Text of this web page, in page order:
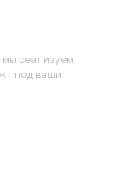
реализуем
под ваши